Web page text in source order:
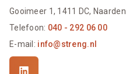
Gooimeer 1, 1411 DC, Naarden
Telefoon: 040 - 292 06 00
E-mail: info@streng.nl